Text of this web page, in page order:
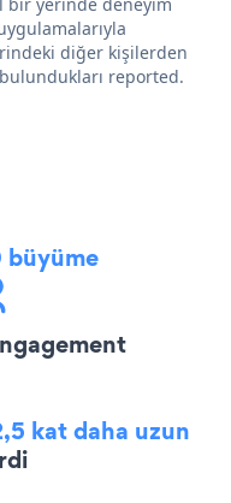
diğer kişilerden
reported.
büyüme
kat daha uzun